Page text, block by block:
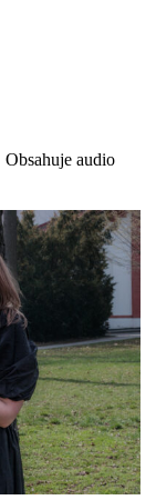
Obsahuje audio